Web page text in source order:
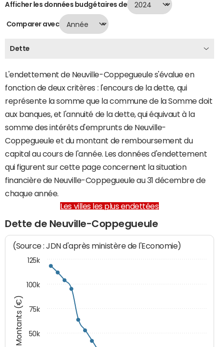
Afficher les données budgétaires de
Comparer avec
Dette
L'endettement de Neuville-Coppegueule s'évalue en
fonction de deux critères : l'encours de la dette, qui
représente la somme que la commune de la Somme doit
aux banques, et l'annuité de la dette, qui équivaut à la
somme des intérêts d'emprunts de Neuville-
Coppegueule et du montant de remboursement du
capital au cours de l'année. Les données d'endettement
qui figurent sur cette page concernent la situation
financière de Neuville-Coppegueule au 31 décembre de
chaque année.
Les villes les plus endettées
Dette de Neuville-Coppegueule
Montants (€)
(Source : JDN d'après ministère de l'Economie)
50k
75k
100k
125k